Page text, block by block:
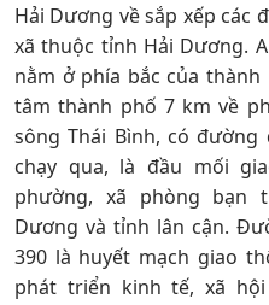
Hải Dương về sắp xếp các
xã thuộc tỉnh Hải Dương.
nằm ở phía bắc của
tâm thành phố 7 km về
sông Thái Bình, có đường
chạy qua, là đầu mối
phường, xã phòng bạn
Dương và tỉnh lân cận.
390 là huyết mạch giao
phát triển kinh tế, xã